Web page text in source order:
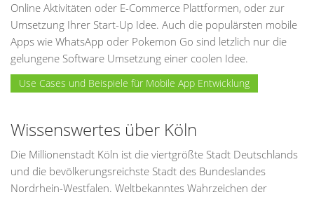
Online Aktivitäten oder E-Commerce Plattformen, oder zur
Umsetzung Ihrer Start-Up Idee. Auch die populärsten mobile
Apps wie WhatsApp oder Pokemon Go sind letzlich nur die
gelungene Software Umsetzung einer coolen Idee.
Use Cases und Beispiele für Mobile App Entwicklung
Wissenswertes über Köln
Die Millionenstadt Köln ist die viertgrößte Stadt Deutschlands
und die bevölkerungsreichste Stadt des Bundeslandes
Nordrhein-Westfalen. Weltbekanntes Wahrzeichen der